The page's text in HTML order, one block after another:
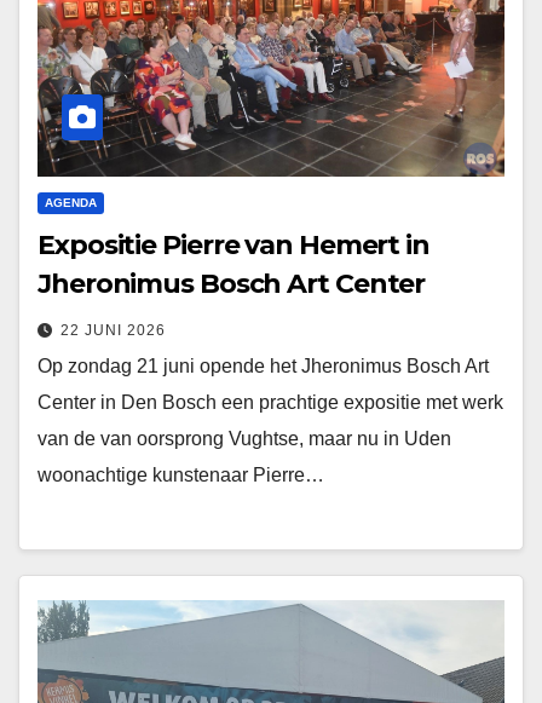
AGENDA
Expositie Pierre van Hemert in
Jheronimus Bosch Art Center
22 JUNI 2026
Op zondag 21 juni opende het Jheronimus Bosch Art
Center in Den Bosch een prachtige expositie met werk
van de van oorsprong Vughtse, maar nu in Uden
woonachtige kunstenaar Pierre…